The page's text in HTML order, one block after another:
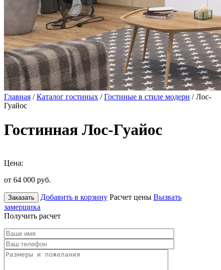
Главная /Каталог гостиных /Гостиные в стиле модерн / Лос-
Гуайос
Гостинная Лос-Гуайос
Цена:
от 64 000 руб.
Заказать Добавить в корзину Расчет цены Вызвать
замерщика
Получить расчет